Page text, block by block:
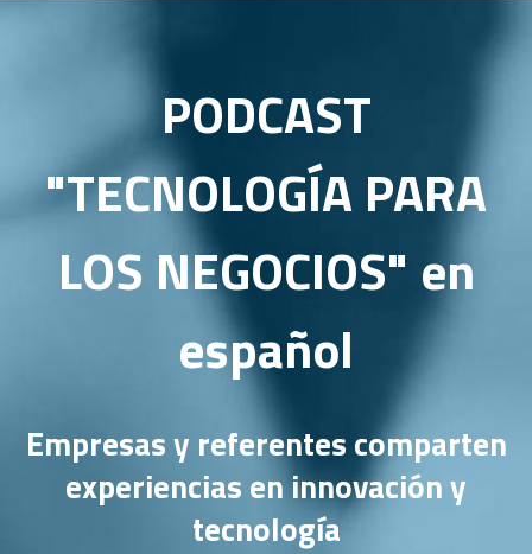
PODCAST
"TECNOLOGÍA PARA
LOS NEGOCIOS" en
español
Empresas y referentes comparten
experiencias en innovación y
tecnología